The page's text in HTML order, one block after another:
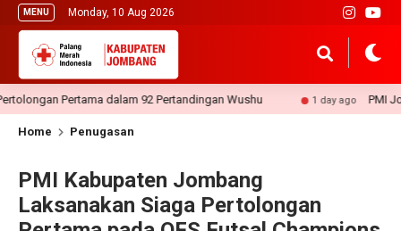
MENU Monday, 10 Aug 2026
Pertama dalam 92 Pertandingan Wushu 1 day ago PMI
Home Penugasan
PMI Kabupaten Jombang
Laksanakan Siaga Pertolongan